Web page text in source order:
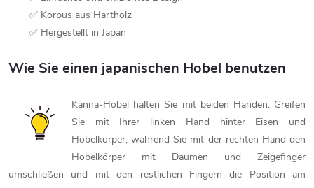
✅ Korpus aus Hartholz
✅ Hergestellt in Japan
Wie Sie einen japanischen Hobel benutzen
Kanna-Hobel halten Sie mit beiden Händen. Greifen
Sie mit Ihrer linken Hand hinter Eisen und
Hobelkörper, während Sie mit der rechten Hand den
Hobelkörper mit Daumen und Zeigefinger
umschließen und mit den restlichen Fingern die Position am